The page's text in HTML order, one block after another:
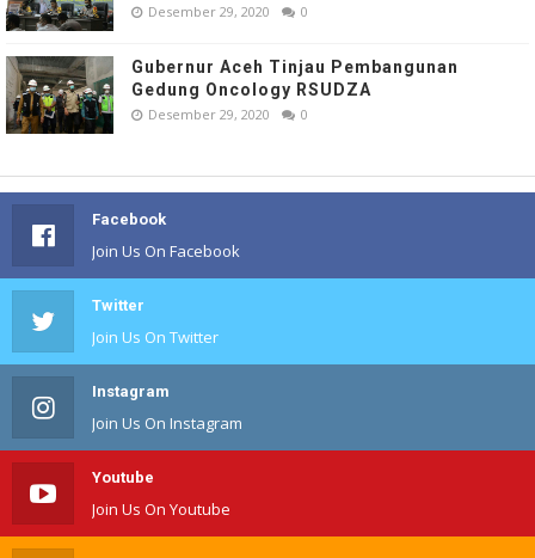
Desember 29, 2020 0
Gubernur Aceh Tinjau Pembangunan
Gedung Oncology RSUDZA
Desember 29, 2020 0
Facebook
Join Us On Facebook
Twitter
Join Us On Twitter
Instagram
Join Us On Instagram
Youtube
Join Us On Youtube